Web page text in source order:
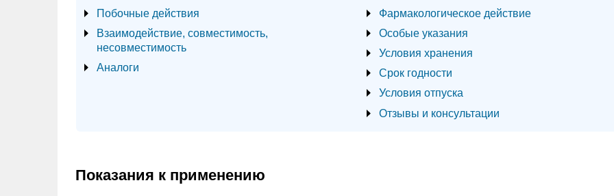
Побочные действия
Взаимодействие, совместимость,
несовместимость
Аналоги
Фармакологическое действие
Особые указания
Условия хранения
Срок годности
Условия отпуска
Отзывы и консультации
Показания к применению